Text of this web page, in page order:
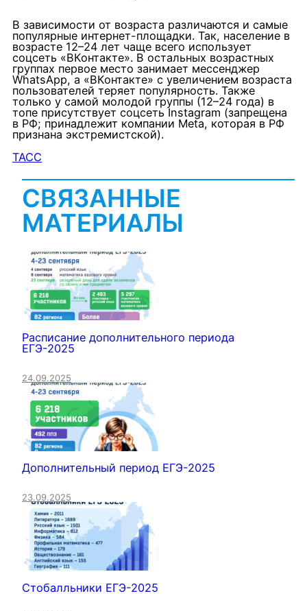
В зависимости от возраста различаются и самые
популярные интернет-площадки. Так, население в
возрасте 12–24 лет чаще всего использует
соцсеть «ВКонтакте». В остальных возрастных
группах первое место занимает мессенджер
WhatsApp, а «ВКонтакте» с увеличением возраста
пользователей теряет популярность. Также
только у самой молодой группы (12–24 года) в
топе присутствует соцсеть Instagram (запрещена
в РФ; принадлежит компании Meta, которая в РФ
признана экстремистской).
ТАСС
СВЯЗАННЫЕ
МАТЕРИАЛЫ
Расписание дополнительного периода
ЕГЭ-2025
24.09.2025
Дополнительный период ЕГЭ-2025
23.09.2025
Стобалльники ЕГЭ-2025